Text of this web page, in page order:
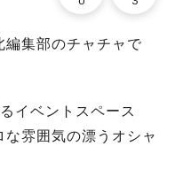
編集部のチャチャで
イベントスペース
な雰囲気の漂うオシャ